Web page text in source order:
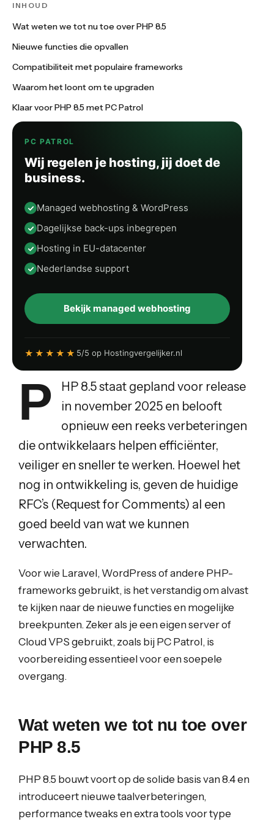
INHOUD
Wat weten we tot nu toe over PHP 8.5
Nieuwe functies die opvallen
Compatibiliteit met populaire frameworks
Waarom het loont om te upgraden
Klaar voor PHP 8.5 met PC Patrol
PC PATROL
Wij regelen je hosting, jij doet de
business.
Managed webhosting & WordPress
Dagelijkse back-ups inbegrepen
Hosting in EU-datacenter
Nederlandse support
Bekijk managed webhosting
★★★★★ 5/5 op Hostingvergelijker.nl
P
HP 8.5 staat gepland voor release
in november 2025 en belooft
opnieuw een reeks verbeteringen
die ontwikkelaars helpen efficiënter,
veiliger en sneller te werken. Hoewel het
nog in ontwikkeling is, geven de huidige
RFC’s (Request for Comments) al een
goed beeld van wat we kunnen
verwachten.
Voor wie Laravel, WordPress of andere PHP-
frameworks gebruikt, is het verstandig om alvast
te kijken naar de nieuwe functies en mogelijke
breekpunten. Zeker als je een eigen server of
Cloud VPS gebruikt, zoals bij PC Patrol, is
voorbereiding essentieel voor een soepele
overgang.
Wat weten we tot nu toe over
PHP 8.5
PHP 8.5 bouwt voort op de solide basis van 8.4 en
introduceert nieuwe taalverbeteringen,
performance tweaks en extra tools voor type